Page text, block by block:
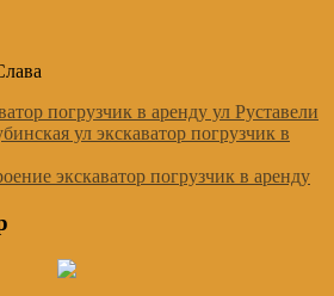
погрузчик в аренду ул Руставели
ул экскаватор погрузчик в
экскаватор погрузчик в аренду